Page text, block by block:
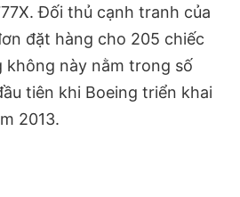
Đối thủ cạnh tranh của
đặt hàng cho 205 chiếc
không này nằm trong số
tiên khi Boeing triển khai
2013.